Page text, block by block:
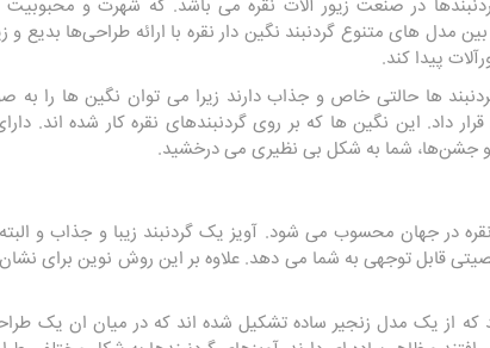
در صنعت زیور آلات‌ نقره می باشد. که شهرت و
مدل های متنوع گردنبند نگین دار نقره با ارائه طراحی‌ها
پیدا کند.
ها حالتی خاص و جذاب دارند زیرا می توان نگین ها را به
قرار داد. این نگین ها که بر روی گردنبندهای نقره کار شده اند.
و جشن‌ها، شما به شکل بی نظیری می درخشید.
در جهان محسوب می شود. آویز یک گردنبند زیبا و جذاب و
قابل توجهی به شما می دهد. علاوه بر این روش نوین برای
که از یک مدل زنجیر ساده تشکیل شده اند که در میان ان یک